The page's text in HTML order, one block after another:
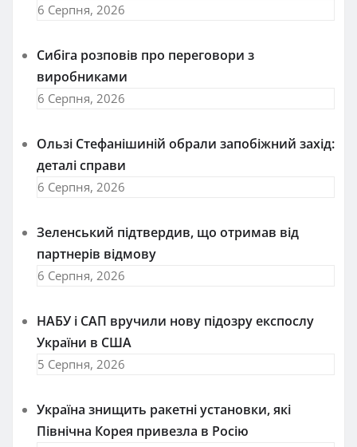
6 Серпня, 2026
Сибіга розповів про переговори з
виробниками
6 Серпня, 2026
Ользі Стефанішиній обрали запобіжний захід:
деталі справи
6 Серпня, 2026
Зеленський підтвердив, що отримав від
партнерів відмову
6 Серпня, 2026
НАБУ і САП вручили нову підозру експослу
України в США
5 Серпня, 2026
Україна знищить ракетні установки, які
Північна Корея привезла в Росію